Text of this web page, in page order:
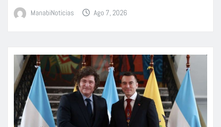
ManabiNoticias Ago 7, 2026